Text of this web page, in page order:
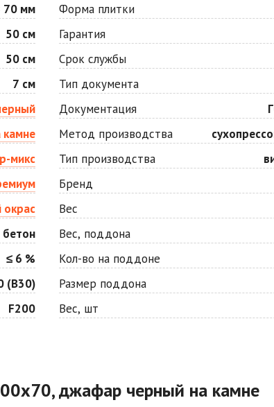
Цена по запросу
70 мм
50 см
50 см
7 см
камне
микс
окрас
бетон
≤ 6 %
(В30)
F200
Форма плитки
Гарантия
Срок службы
Тип документа
Документация
Метод производства
Тип производства
Бренд
Вес
Вес, поддона
Кол-во на поддоне
Размер поддона
Вес, шт
джафар черный на камне